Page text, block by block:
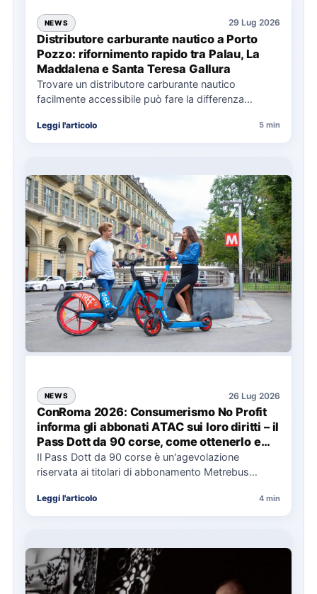
NEWS 29 Lug 2026
Distributore carburante nautico a Porto
Pozzo: rifornimento rapido tra Palau, La
Maddalena e Santa Teresa Gallura
Trovare un distributore carburante nautico
facilmente accessibile può fare la differenza
soprattutto…
Leggi l'articolo 5 min
NEWS 26 Lug 2026
ConRoma 2026: Consumerismo No Profit
informa gli abbonati ATAC sui loro diritti – il
Pass Dott da 90 corse, come ottenerlo e
cosa spetta in caso di disservizi
Il Pass Dott da 90 corse è un'agevolazione
riservata ai titolari di abbonamento Metrebus
Leggi l'articolo 4 min